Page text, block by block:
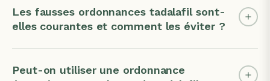
Les fausses ordonnances tadalafil sont-
elles courantes et comment les éviter ?
Peut-on utiliser une ordonnance